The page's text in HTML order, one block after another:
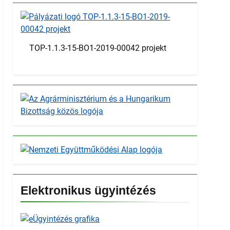
TOP-1.1.3-15-BO1-2019-00042 projekt
Elektronikus ügyintézés